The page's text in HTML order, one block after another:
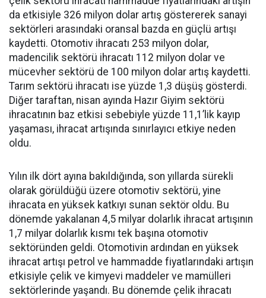
da etkisiyle 326 milyon dolar artış göstererek sanayi
sektörleri arasındaki oransal bazda en güçlü artışı
kaydetti. Otomotiv ihracatı 253 milyon dolar,
madencilik sektörü ihracatı 112 milyon dolar ve
mücevher sektörü de 100 milyon dolar artış kaydetti.
Tarım sektörü ihracatı ise yüzde 1,3 düşüş gösterdi.
Diğer taraftan, nisan ayında Hazır Giyim sektörü
ihracatının baz etkisi sebebiyle yüzde 11,1’lik kayıp
yaşaması, ihracat artışında sınırlayıcı etkiye neden
oldu.
Yılın ilk dört ayına bakıldığında, son yıllarda sürekli
olarak görüldüğü üzere otomotiv sektörü, yine
ihracata en yüksek katkıyı sunan sektör oldu. Bu
dönemde yakalanan 4,5 milyar dolarlık ihracat artışının
1,7 milyar dolarlık kısmı tek başına otomotiv
sektöründen geldi. Otomotivin ardından en yüksek
ihracat artışı petrol ve hammadde fiyatlarındaki artışın
etkisiyle çelik ve kimyevi maddeler ve mamülleri
sektörlerinde yaşandı. Bu dönemde çelik ihracatı